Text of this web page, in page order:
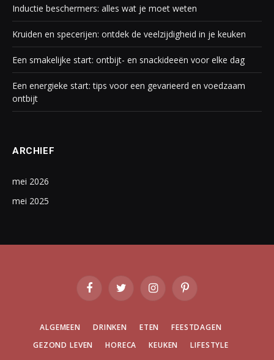
Inductie beschermers: alles wat je moet weten
Kruiden en specerijen: ontdek de veelzijdigheid in je keuken
Een smakelijke start: ontbijt- en snackideeën voor elke dag
Een energieke start: tips voor een gevarieerd en voedzaam
ontbijt
ARCHIEF
mei 2026
mei 2025
FacebookTwitter InstagramPinterest
ALGEMEEN DRINKEN ETEN
FEESTDAGEN
GEZOND LEVEN
HORECA KEUKEN
LIFESTYLE